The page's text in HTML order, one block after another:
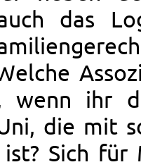
das
wenn ihr
die mit
ist? Sich